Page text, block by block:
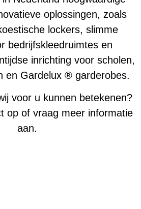
oplossingen, zoals
lockers, slimme
bedrijfskleedruimtes en
inrichting voor scholen,
en Gardelux ® garderobes.
voor u kunnen betekenen?
op of vraag meer informatie
aan.